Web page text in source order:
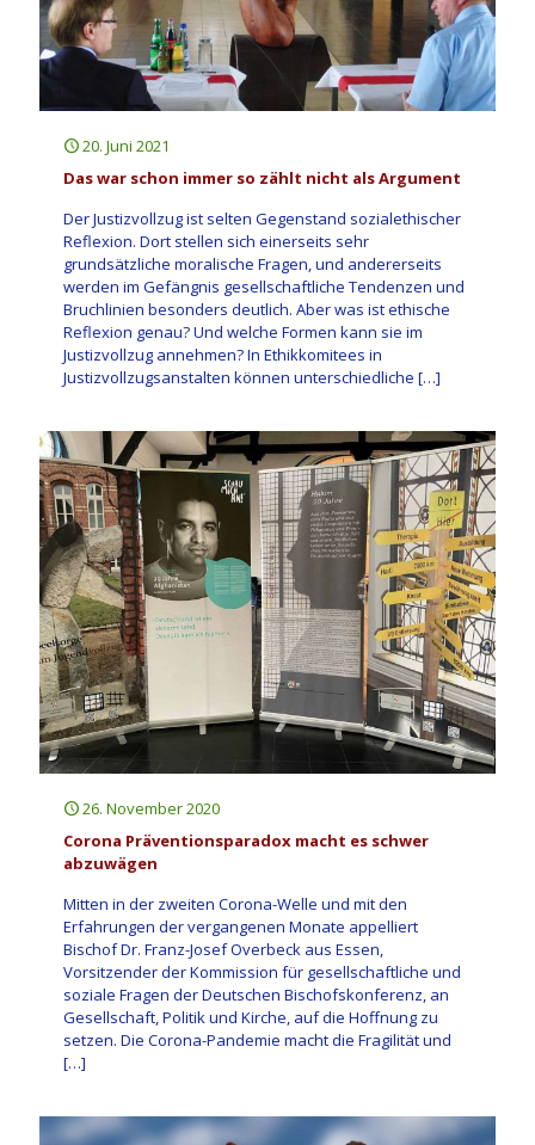
20. Juni 2021
Das war schon immer so zählt nicht als Argument
Der Justizvollzug ist selten Gegenstand sozialethischer
Reflexion. Dort stellen sich einerseits sehr
grundsätzliche moralische Fragen, und andererseits
werden im Gefängnis gesellschaftliche Tendenzen und
Bruchlinien besonders deutlich. Aber was ist ethische
Reflexion genau? Und welche Formen kann sie im
Justizvollzug annehmen? In Ethikkomitees in
Justizvollzugsanstalten können unterschiedliche […]
26. November 2020
Corona Präventionsparadox macht es schwer
abzuwägen
Mitten in der zweiten Corona-Welle und mit den
Erfahrungen der vergangenen Monate appelliert
Bischof Dr. Franz-Josef Overbeck aus Essen,
Vorsitzender der Kommission für gesellschaftliche und
soziale Fragen der Deutschen Bischofskonferenz, an
Gesellschaft, Politik und Kirche, auf die Hoffnung zu
setzen. Die Corona-Pandemie macht die Fragilität und
[…]